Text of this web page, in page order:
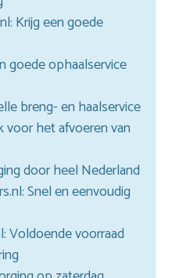
Krijg een goede
goede ophaalservice
breng- en haalservice
voor het afvoeren van
door heel Nederland
Snel en eenvoudig
Voldoende voorraad